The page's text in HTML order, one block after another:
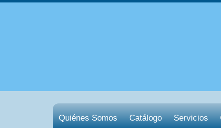
Quiénes Somos Catálogo Servicios